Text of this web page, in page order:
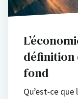
définition
fond
Qu’est-ce